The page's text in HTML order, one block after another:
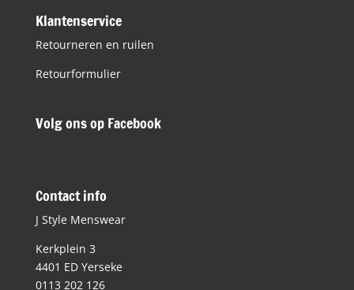
Klantenservice
Retourneren en ruilen
Retourformulier
Volg ons op Facebook
Contact info
J Style Menswear
Kerkplein 3
4401 ED Yerseke
0113 202 126